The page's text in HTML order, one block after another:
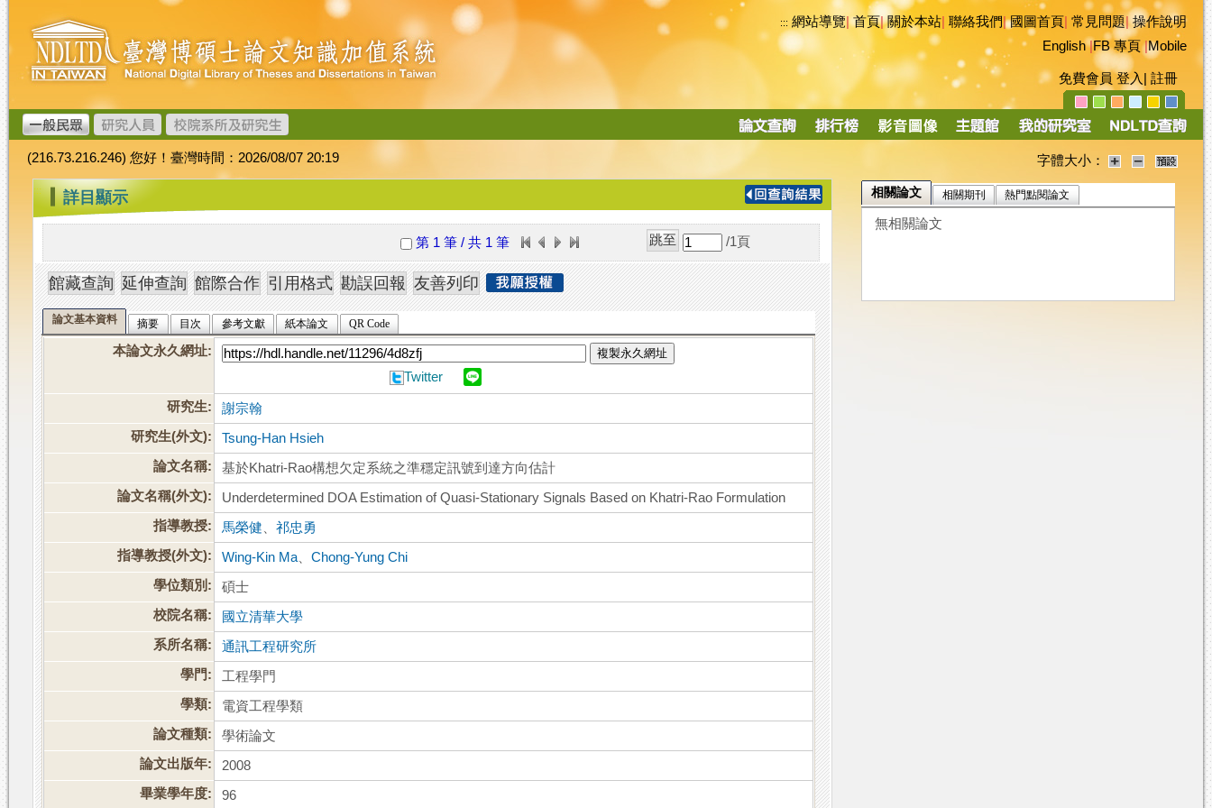
跳
到
主
要
內
容
臺
灣
博
碩
士
論
文
加
值
系
統
::: 網站導覽|首頁|關於本站 聯絡我們|國圖首頁 常見問題|操作說明
English|FB 專頁|Mobile
免費會員 登入 註冊
導
(216.73.216.246) 您好！臺灣時間：2026/08/07 20:19 字體大小：
::: 詳目顯示
第 1 筆 / 共 1 筆 /1 頁
論文基本資料 摘要 目次 參考文獻 紙本論文 QR Code
本論文永久網址: 複製永久網址
Twitter
研究生:
謝宗翰
研究生(外文):
Tsung-Han Hsieh
論文名稱:
基於Khatri-Rao構想欠定系統之準穩定訊號到達方向估計
論文名稱(外文):
Underdetermined DOA Estimation of Quasi-Stationary Signals Based on Khatri-Rao Formulation
指導教授:
馬榮健 、祁忠勇
指導教授(外文):
Wing-Kin Ma 、Chong-Yung Chi
學位類別:
碩士
校院名稱:
國立清華大學
系所名稱:
通訊工程研究所
學門:
工程學門
學類:
電資工程學類
論文種類:
學術論文
論文出版年:
2008
畢業學年度:
96
相關論文 相關期刊 熱門點閱論文
無相關論文